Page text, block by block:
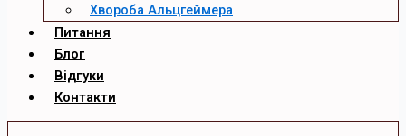
Хвороба Альцгеймера
Питання
Блог
Відгуки
Контакти